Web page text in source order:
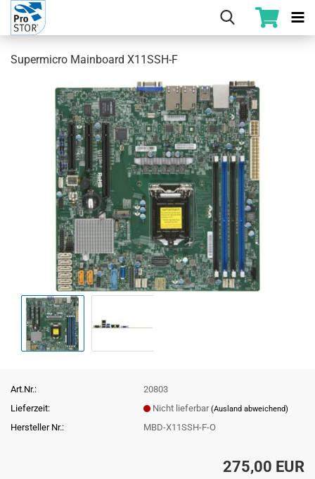
Supermicro Mainboard X11SSH-F
Art.Nr.:
20803
Lieferzeit:
Nicht lieferbar(Ausland abweichend)
Hersteller Nr.: MBD-X11SSH-F-O
275,00 EUR